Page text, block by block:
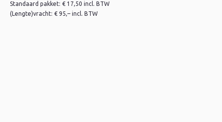
Standaard pakket: € 17,50 incl. BTW
(Lengte)vracht: € 95,– incl. BTW